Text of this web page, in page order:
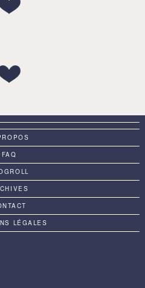
FAQ
LÉGALES